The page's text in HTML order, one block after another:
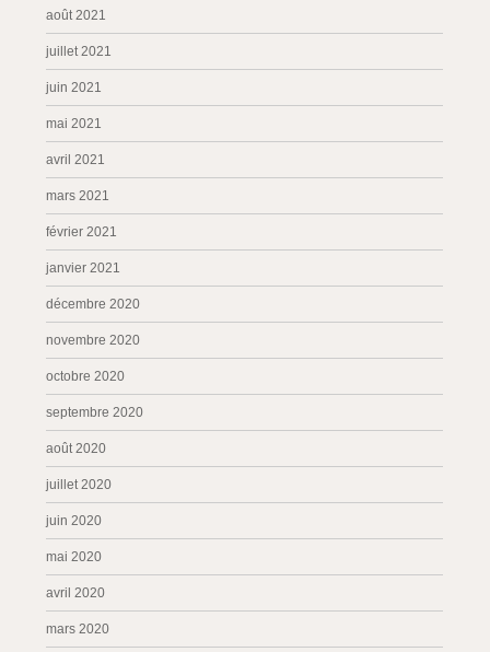
août 2021
juillet 2021
juin 2021
mai 2021
avril 2021
mars 2021
février 2021
janvier 2021
décembre 2020
novembre 2020
octobre 2020
septembre 2020
août 2020
juillet 2020
juin 2020
mai 2020
avril 2020
mars 2020